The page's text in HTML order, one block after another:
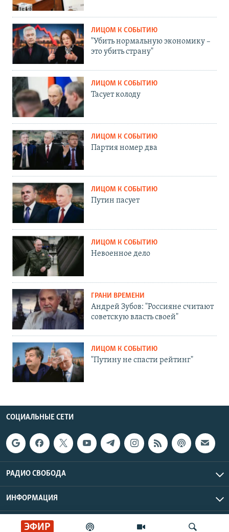
ЭФИР
ЛИЦОМ К СОБЫТИЮ
"Убить нормальную экономику –
это убить страну"
ЛИЦОМ К СОБЫТИЮ
Тасует колоду
ЛИЦОМ К СОБЫТИЮ
Партия номер два
ЛИЦОМ К СОБЫТИЮ
Путин пасует
ЛИЦОМ К СОБЫТИЮ
Невоенное дело
ГРАНИ ВРЕМЕНИ
Андрей Зубов: "Россияне считают
советскую власть своей"
ЛИЦОМ К СОБЫТИЮ
"Путину не спасти рейтинг"
СОЦИАЛЬНЫЕ СЕТИ
РАДИО СВОБОДА
ИНФОРМАЦИЯ
Радио Свобода © 2026 RFE/RL, Inc. | Все права защищены.